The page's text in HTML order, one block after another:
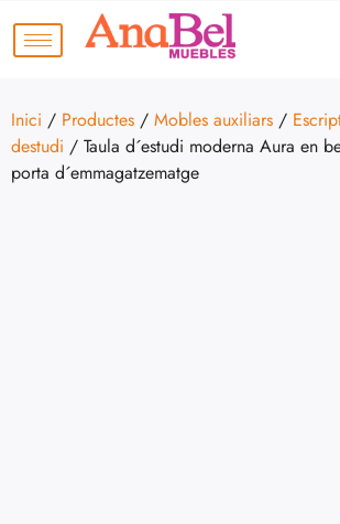
Inici / Productes / Mobles auxiliars /
destudi / Taula d´estudi moderna Aura en
porta d´emmagatzematge